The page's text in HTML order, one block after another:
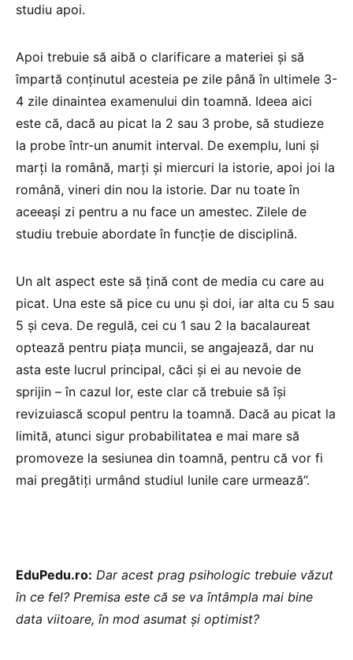
studiu apoi.
Apoi trebuie să aibă o clarificare a materiei și să
împartă conținutul acesteia pe zile până în ultimele 3-
4 zile dinaintea examenului din toamnă. Ideea aici
este că, dacă au picat la 2 sau 3 probe, să studieze
la probe într-un anumit interval. De exemplu, luni și
marți la română, marți și miercuri la istorie, apoi joi la
română, vineri din nou la istorie. Dar nu toate în
aceeași zi pentru a nu face un amestec. Zilele de
studiu trebuie abordate în funcție de disciplină.
Un alt aspect este să țină cont de media cu care au
picat. Una este să pice cu unu și doi, iar alta cu 5 sau
5 și ceva. De regulă, cei cu 1 sau 2 la bacalaureat
optează pentru piața muncii, se angajează, dar nu
asta este lucrul principal, căci și ei au nevoie de
sprijin – în cazul lor, este clar că trebuie să își
revizuiască scopul pentru la toamnă. Dacă au picat la
limită, atunci sigur probabilitatea e mai mare să
promoveze la sesiunea din toamnă, pentru că vor fi
mai pregătiți urmând studiul lunile care urmează”.
EduPedu.ro: Dar acest prag psihologic trebuie văzut
în ce fel? Premisa este că se va întâmpla mai bine
data viitoare, în mod asumat și optimist?